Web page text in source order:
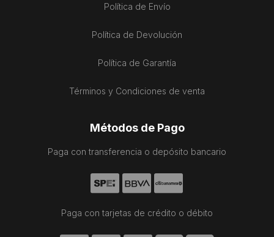
Política de Envío
Política de Devolución
Política de Garantía
Términos y Condiciones de venta
Métodos de Pago
Paga con transferencia o depósito bancario
Paga con tarjetas de crédito o débito